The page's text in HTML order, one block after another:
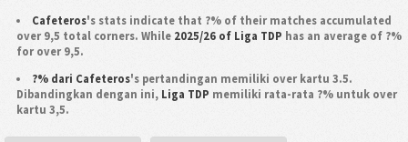
Cafeteros's stats indicate that ?% of their matches accumulated
over 9,5 total corners. While 2025/26 of Liga TDP has an average of ?%
for over 9,5.
?% dari Cafeteros's pertandingan memiliki over kartu 3.5.
Dibandingkan dengan ini, Liga TDP memiliki rata-rata ?% untuk over
kartu 3,5.